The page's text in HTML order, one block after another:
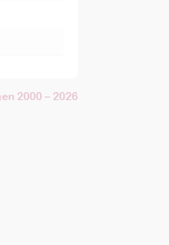
2000 – 2026